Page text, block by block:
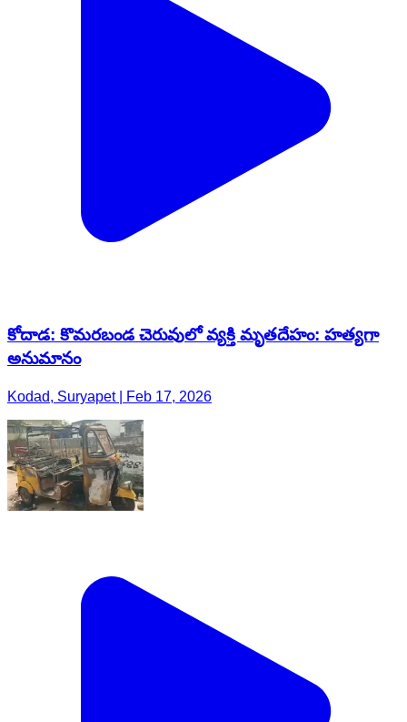
కోదాడ: కొమరబండ చెరువులో వ్యక్తి మృతదేహం: హత్యగా
అనుమానం
Kodad, Suryapet | Feb 17, 2026